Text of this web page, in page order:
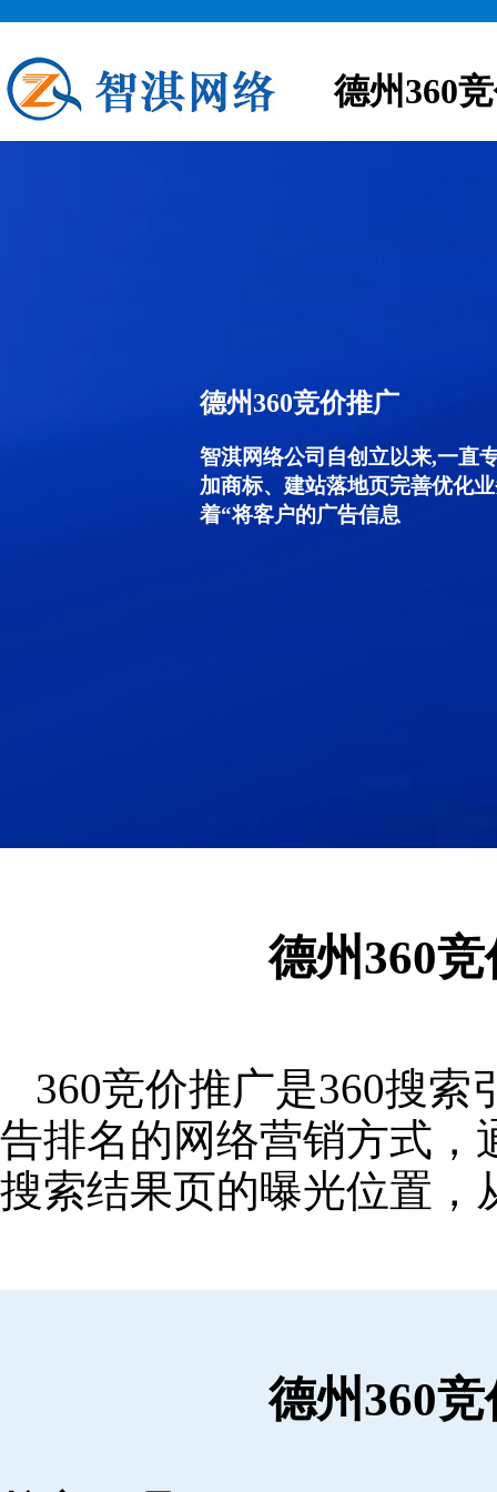
德州360
德州360竞价推广
智淇网络公司自创立以来,一直
加商标、建站落地页完善优化
着“将客户的广告信息
德州360
360竞价推广是360搜
告排名的网络营销方式，
搜索结果页的曝光位置，
德州360